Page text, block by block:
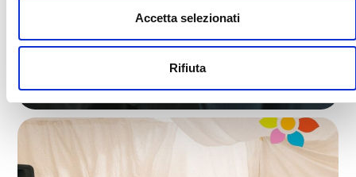
Accetta selezionati
Rifiuta